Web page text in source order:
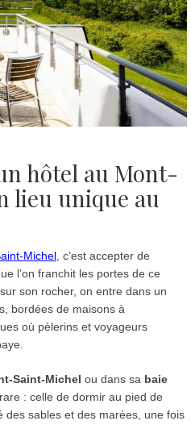
hôtel au Mont-
lieu unique au
Michel, c’est accepter de
l’on franchit les portes de ce
son rocher, on entre dans un
bordées de maisons à
où pèlerins et voyageurs
Saint-Michel ou dans sa baie
: celle de dormir au pied de
des sables et des marées, une fois